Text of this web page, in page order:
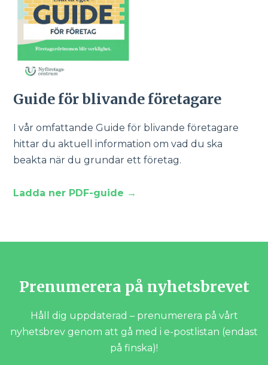
Guide för blivande företagare
I vår omfattande Guide för blivande företagare
hittar du aktuell information om vad du ska
beakta när du grundar ett företag.
Ladda ner PDF-guide →
Prenumerera på nyhetsbrevet
Håll dig uppdaterad – prenumerera på vårt
nyhetsbrev genom att gå med i e-postlistan (endast
på finska)!